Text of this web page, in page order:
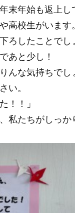
末年始も返上し
高校生がいます。
ろしたことでし
あと少し！
んな気持ちでし
い。
！！」
私たちがしっか